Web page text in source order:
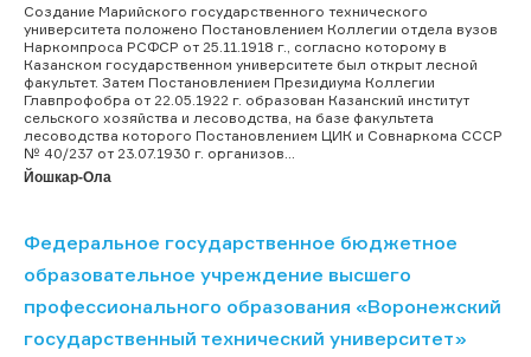
Создание Марийского государственного технического
университета положено Постановлением Коллегии отдела вузов
Наркомпроса РСФСР от 25.11.1918 г., согласно которому в
Казанском государственном университете был открыт лесной
факультет. Затем Постановлением Президиума Коллегии
Главпрофобра от 22.05.1922 г. образован Казанский институт
сельского хозяйства и лесоводства, на базе факультета
лесоводства которого Постановлением ЦИК и Совнаркома СССР
№ 40/237 от 23.07.1930 г. организов...
Йошкар-Ола
Федеральное государственное бюджетное
образовательное учреждение высшего
профессионального образования «Воронежский
государственный технический университет»